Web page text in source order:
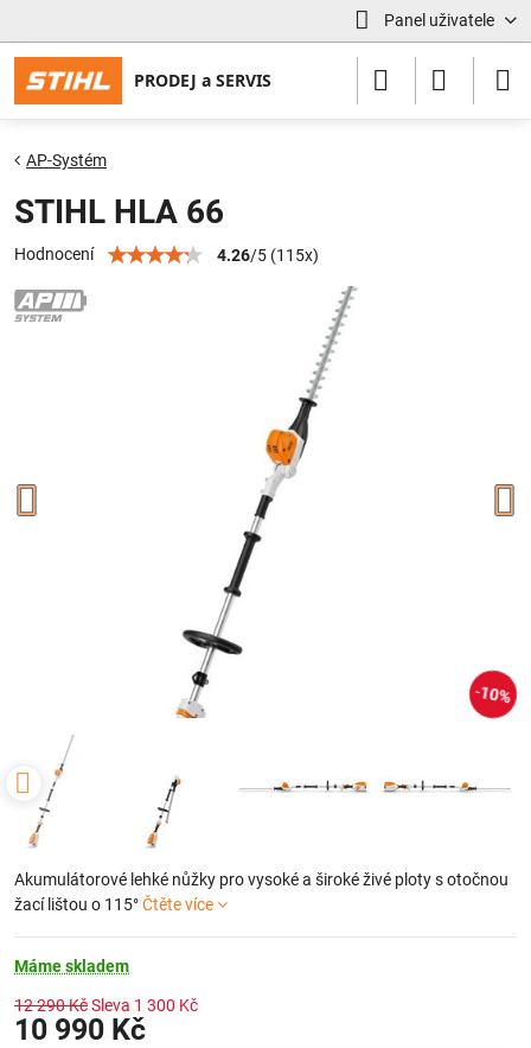
Panel uživatele
10%
AP-Systém
STIHL HLA 66
Hodnocení 4.26/5 (115x)
Akumulátorové lehké nůžky pro vysoké a široké živé ploty s otočnou
žací lištou o 115°Čtěte více
Máme skladem
12 290 KčSleva 1 300 Kč
10 990 Kč